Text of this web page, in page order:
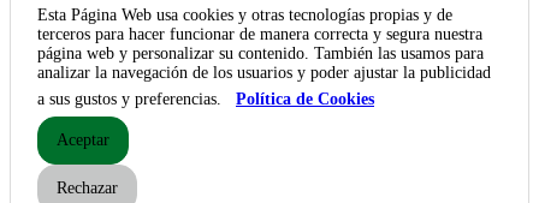
Esta Página Web usa cookies y otras tecnologías propias y de
terceros para hacer funcionar de manera correcta y segura nuestra
página web y personalizar su contenido. También las usamos para
analizar la navegación de los usuarios y poder ajustar la publicidad
a sus gustos y preferencias.
Política de Cookies
Aceptar
Rechazar